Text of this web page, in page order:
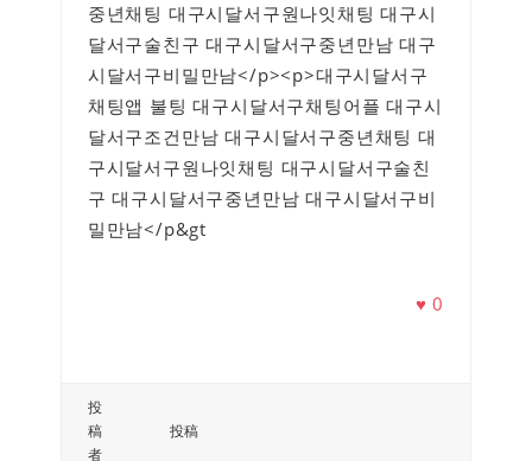
중년채팅 대구시달서구원나잇채팅 대구시
달서구술친구 대구시달서구중년만남 대구
시달서구비밀만남</p><p>대구시달서구
채팅앱 불팅 대구시달서구채팅어플 대구시
달서구조건만남 대구시달서구중년채팅 대
구시달서구원나잇채팅 대구시달서구술친
구 대구시달서구중년만남 대구시달서구비
밀만남</p&gt
♥0
投
稿
者
投稿